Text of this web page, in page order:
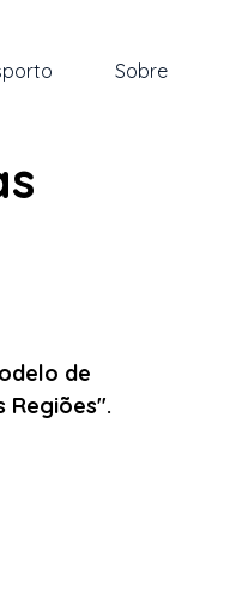
Sobre
de
Regiões".